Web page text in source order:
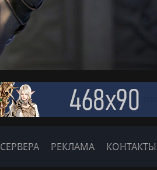
СЕРВЕРА РЕКЛАМА КОНТАКТЫ